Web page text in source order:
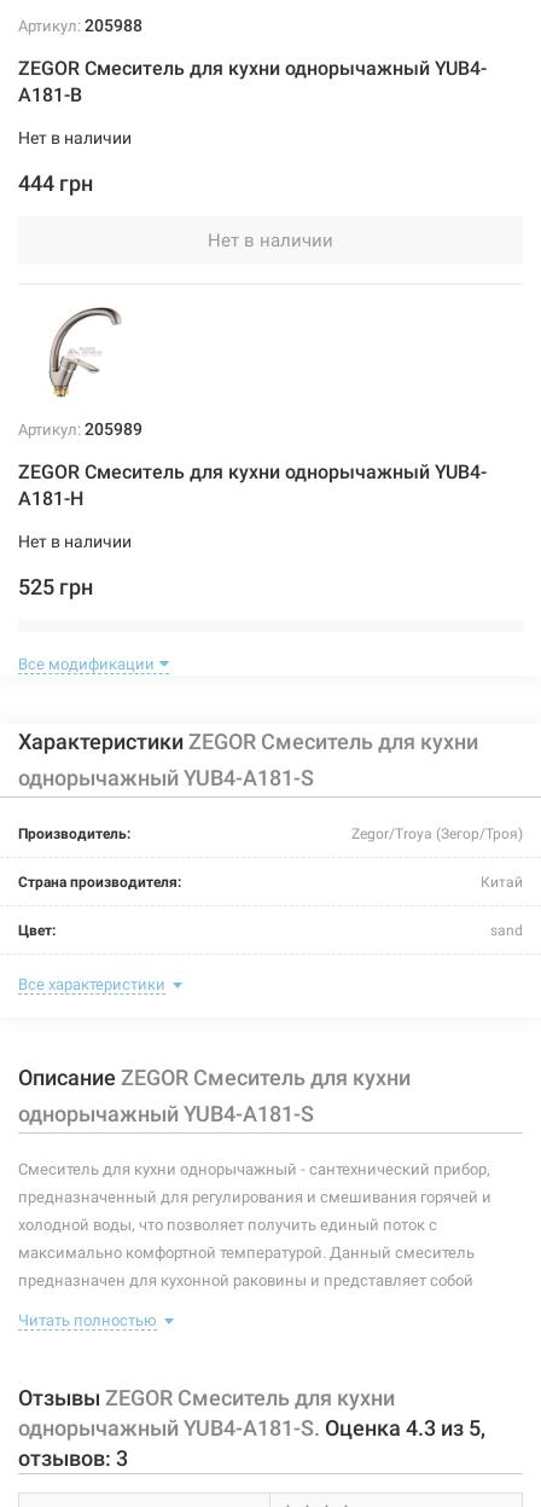
Артикул: 205988
ZEGOR Смеситель для кухни однорычажный YUB4-
А181-B
Нет в наличии
444 грн
Нет в наличии
Артикул: 205989
ZEGOR Смеситель для кухни однорычажный YUB4-
А181-H
Нет в наличии
525 грн
Артикул:205990
ZEGOR Смеситель для кухни однорычажный YUB4-
А181-T
455 грн
Артикул: 205986
ZEGOR Смеситель для кухни однорычажный YUB4-
444 грн
Все модификации
ХарактеристикиZEGOR Смеситель для кухни
однорычажный YUB4-А181-S
Производитель: Zegor/Troya (Зегор/Троя)
Страна производителя: Китай
Цвет: sand
Назначение смесителя:
Размер картриджа:
Тип конструкции:
Тип смесителя (крана): однорычажный
Материал корпуса смесителя (крана):
Тип излива:
керамический картридж
Все характеристики
Описание ZEGOR Смеситель для кухни
однорычажный YUB4-А181-S
Смеситель для кухни однорычажный - сантехнический прибор,
предназначенный для регулирования и смешивания горячей и
холодной воды, что позволяет получить единый поток с
максимально комфортной температурой. Данный смеситель
предназначен для кухонной раковины и представляет собой
позволяющего "запоминать" температуру воды,
керамическим картриджем и гайкой, аэратор, излив, подводки.
Характеристики и конфигурация изделия, а также комплектация
товара могут изменяться производителем без уведомления. За
внесенные производителем изменения, магазин ответственности
Читать полностью
Отзывы ZEGOR Смеситель для кухни
однорычажный YUB4-А181-S. Оценка 4.3 из 5,
отзывов: 3